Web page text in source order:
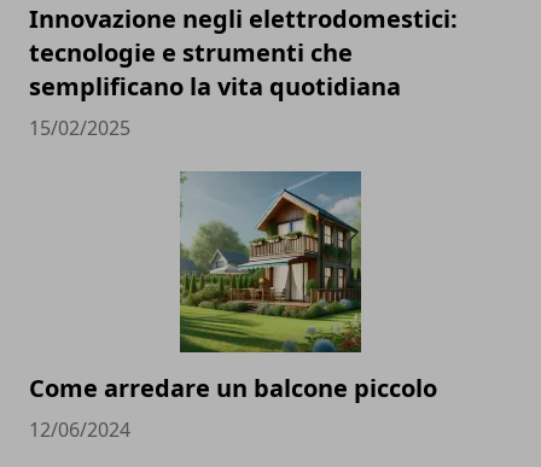
Innovazione negli elettrodomestici:
tecnologie e strumenti che
semplificano la vita quotidiana
15/02/2025
Come arredare un balcone piccolo
12/06/2024